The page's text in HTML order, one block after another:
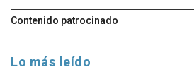
Contenido patrocinado
Lo más leído